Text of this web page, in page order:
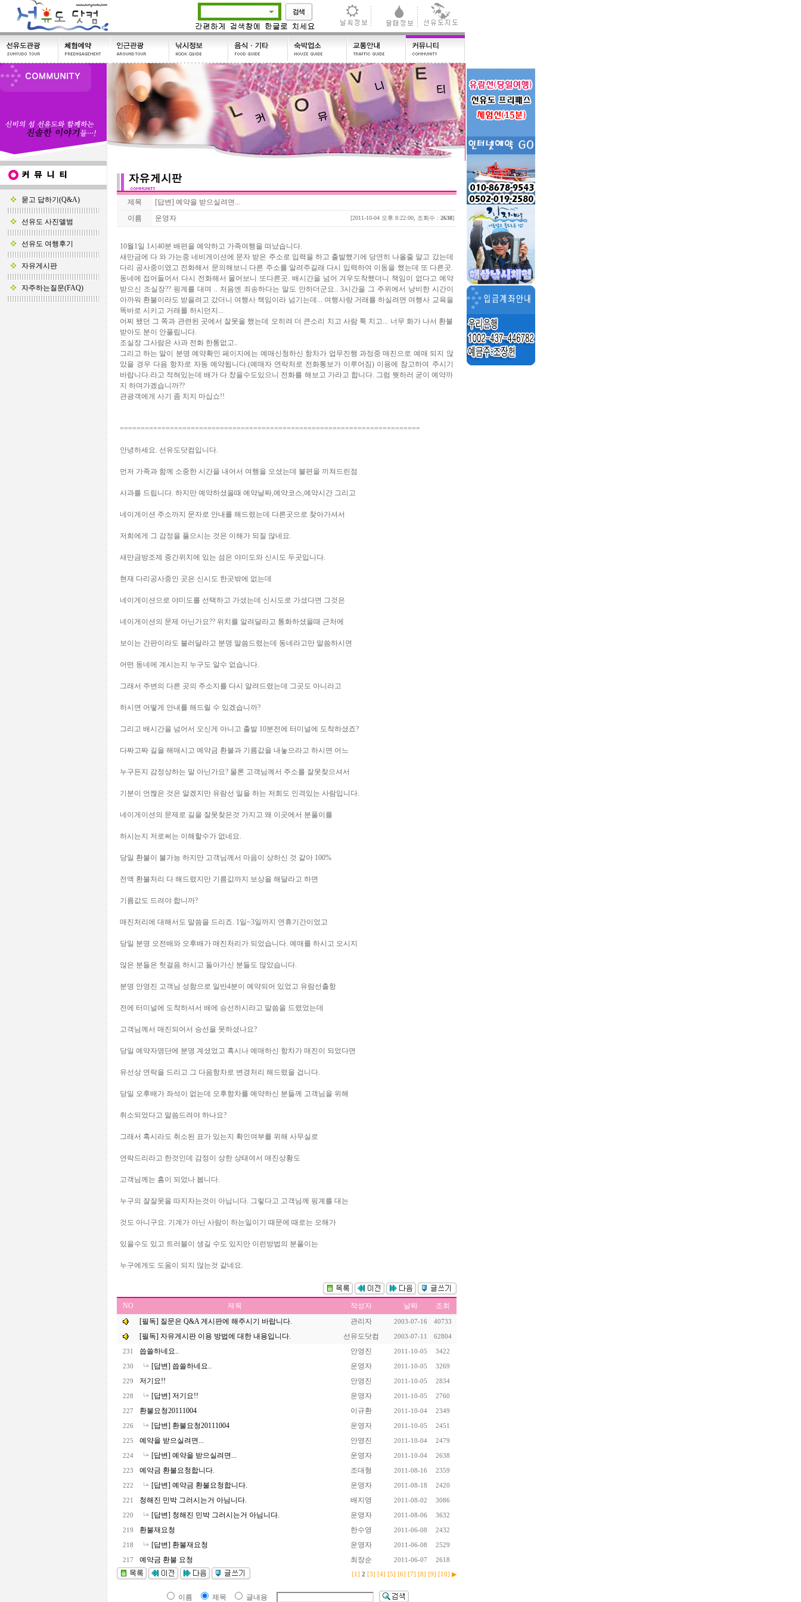
묻고 답하기(Q&A)
선유도 사진앨범
선유도 여행후기
자유게시판
자주하는질문(FAQ)
제목
[답변] 예약을 받으실려면...
이름
운영자 [2011-10-04 오후 8:22:00, 조회수 : 2638]
10월1일 1시40분 배편을 예약하고 가족여행을 떠났습니다.
새만금에 다 와 가는중 네비게이션에 문자 받은 주소로 입력을 하고 출발했기에 당연히 나올줄 알고 갔는데
다리 공사중이였고 전화해서 문의해보니 다른 주소를 알려주길래 다시 입력하여 이동을 했는데 또 다른곳.
동네에 접어들어서 다시 전화해서 물어보니 또다른곳. 배시간을 넘어 겨우도착했더니 책임이 없다고 예약
받으신 조실장?? 핑계를 대며 .. 처음엔 죄송하다는 말도 안하더군요.. 3시간을 그 주위에서 낭비한 시간이
아까워 환불이라도 받을려고 갔더니 여행사 책임이라 넘기는데... 여행사랑 거래를 하실려면 여행사 교육을
똑바로 시키고 거래를 하시던지...
어찌 됐던 그 쪽과 관련된 곳에서 잘못을 했는데 오히려 더 큰소리 치고 사람 툭 치고... 너무 화가 나서 환불
받아도 분이 안풀립니다.
조실장 그사람은 사과 전화 한통없고..
그리고 하는 말이 분명 예약확인 페이지에는 예매신청하신 항차가 업무진행 과정중 매진으로 예매 되지 않
았을 경우 다음 항차로 자동 예약됩니다.(예매자 연락처로 전화통보가 이루어짐) 이용에 참고하여 주시기
바랍니다.라고 적혀있는데 배가 다 찼을수도있으니 전화를 해보고 가라고 합니다. 그럼 뭣하러 굳이 예약까
지 하며가겠습니까??
관광객에게 사기 좀 치지 마십쇼!!
========================================================================
안녕하세요. 선유도닷컴입니다.
먼저 가족과 함께 소중한 시간을 내어서 여행을 오셨는데 불편을 끼쳐드린점
사과를 드립니다. 하지만 예약하셨을때 예약날짜,예약코스,예약시간 그리고
네이게이션 주소까지 문자로 안내를 해드렸는데 다른곳으로 찾아가셔서
저희에게 그 감정을 풀으시는 것은 이해가 되질 않네요.
새만금방조제 중간위치에 있는 섬은 야미도와 신시도 두곳입니다.
현재 다리공사중인 곳은 신시도 한곳밖에 없는데
네이게이션으로 야미도를 선택하고 가셨는데 신시도로 가셨다면 그것은
네이게이션의 문제 아닌가요?? 위치를 알려달라고 통화하셨을때 근처에
보이는 간판이라도 불러달라고 분명 말씀드렸는데 동네라고만 말씀하시면
어떤 동네에 계시는지 누구도 알수 없습니다.
그래서 주변의 다른 곳의 주소지를 다시 알려드렸는데 그곳도 아니라고
하시면 어떻게 안내를 해드릴 수 있겠습니까?
그리고 배시간을 넘어서 오신게 아니고 출발 10분전에 터미널에 도착하셨죠?
다짜고짜 길을 해매시고 예약금 환불과 기름값을 내놓으라고 하시면 어느
누구든지 감정상하는 말 아닌가요? 물론 고객님께서 주소를 잘못찾으셔서
기분이 언짢은 것은 알겠지만 유람선 일을 하는 저희도 인격있는 사람입니다.
네이게이션의 문제로 길을 잘못찾은것 가지고 왜 이곳에서 분풀이를
하시는지 저로써는 이해할수가 없네요.
당일 환불이 불가능 하지만 고객님께서 마음이 상하신 것 같아 100%
전액 환불처리 다 해드렸지만 기름값까지 보상을 해달라고 하면
기름값도 드려야 합니까?
매진처리에 대해서도 말씀을 드리죠. 1일~3일까지 연휴기간이었고
당일 분명 오전배와 오후배가 매진처리가 되었습니다. 예매를 하시고 오시지
않은 분들은 헛걸음 하시고 돌아가신 분들도 많았습니다.
분명 안영진 고객님 성함으로 일반4분이 예약되어 있었고 유람선출항
전에 터미널에 도착하셔서 배에 승선하시라고 말씀을 드렸었는데
고객님께서 매진되어서 승선을 못하셨나요?
당일 예약자명단에 분명 계셨었고 혹시나 예매하신 항차가 매진이 되었다면
유선상 연락을 드리고 그 다음항차로 변경처리 해드렸을 겁니다.
당일 오후배가 좌석이 없는데 오후항차를 예약하신 분들께 고객님을 위해
취소되었다고 말씀드려야 하나요?
그래서 혹시라도 취소된 표가 있는지 확인여부를 위해 사무실로
연락드리라고 한것인데 감정이 상한 상태여서 매진상황도
고객님께는 흠이 되었나 봅니다.
누구의 잘잘못을 따지자는것이 아닙니다. 그렇다고 고객님께 핑계를 대는
것도 아니구요. 기계가 아닌 사람이 하는일이기 때문에 때로는 오해가
있을수도 있고 트러블이 생길 수도 있지만 이런방법의 분풀이는
누구에게도 도움이 되지 않는것 같네요.
NO 제목 작성자 날짜
조회
[필독] 질문은 Q&A 게시판에 해주시기 바랍니다.
관리자 2003-07-16 40733
[필독] 자유게시판 이용 방법에 대한 내용입니다. 선유도닷컴 2003-07-11 62804
231 씁쓸하네요.. 안영진 2011-10-05 3422
230 [답변] 씁쓸하네요.. 운영자 2011-10-05 3269
229 저기요!! 안영진 2011-10-05 2834
228 [답변] 저기요!! 운영자 2011-10-05 2760
227 환불요청20111004 이규환 2011-10-04 2349
226 [답변] 환불요청20111004 운영자 2011-10-05 2451
225 예약을 받으실려면... 안영진 2011-10-04 2479
224 [답변] 예약을 받으실려면... 운영자 2011-10-04 2638
223 예약금 환불요청합니다. 조대형 2011-08-16 2359
222 [답변] 예약금 환불요청합니다. 운영자 2011-08-18 2420
221 청해진 민박 그러시는거 아님니다. 배지영 2011-08-02 3086
220 [답변] 청해진 민박 그러시는거 아님니다. 운영자 2011-08-06 3632
219 환불재요청 한수영 2011-06-08 2432
218 [답변] 환불재요청 운영자 2011-06-08 2529
217 예약금 환불 요청 최장순 2011-06-07 2618
[1] 2 [3] [4] [5] [6] [7] [8] [9] [10] ▶
이름 제목 글내용